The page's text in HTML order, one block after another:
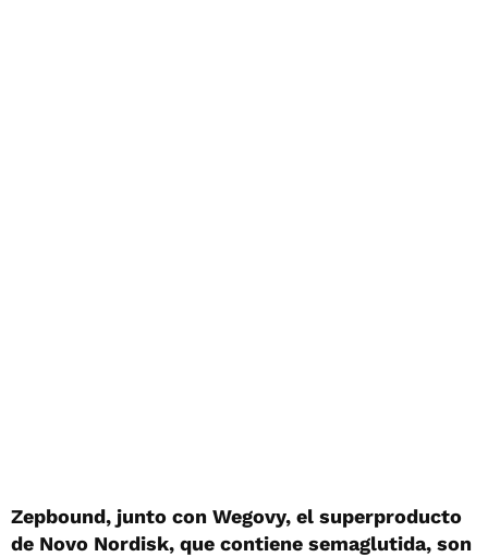
Zepbound, junto con Wegovy, el superproducto
de Novo Nordisk, que contiene semaglutida, son